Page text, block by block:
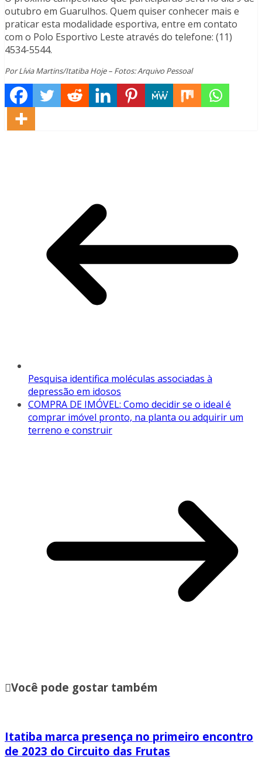
outubro em Guarulhos. Quem quiser conhecer mais e
praticar esta modalidade esportiva, entre em contato
com o Polo Esportivo Leste através do telefone: (11)
4534-5544.
Por Lívia Martins/Itatiba Hoje – Fotos: Arquivo Pessoal
Pesquisa identifica moléculas associadas à
depressão em idosos
COMPRA DE IMÓVEL: Como decidir se o ideal é
comprar imóvel pronto, na planta ou adquirir um
terreno e construir
Você pode gostar também
Itatiba marca presença no primeiro encontro
de 2023 do Circuito das Frutas